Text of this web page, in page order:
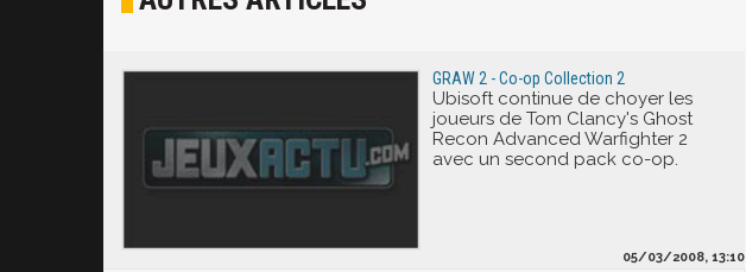
GRAW 2 - Co-op Collection 2
Ubisoft continue de choyer les
joueurs de Tom Clancy's Ghost
Recon Advanced Warfighter 2
avec un second pack co-op.
05/03/2008, 13:10